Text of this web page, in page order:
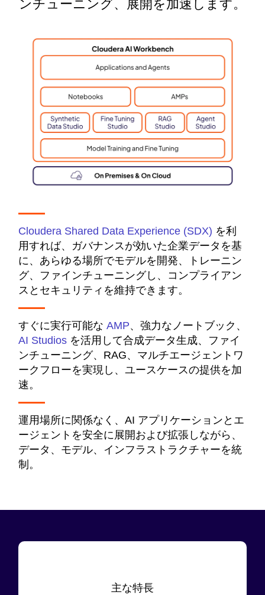
ンチューニング、展開を加速します。
Cloudera Shared Data Experience (SDX) を利
用すれば、ガバナンスが効いた企業データを基
に、あらゆる場所でモデルを開発、トレーニン
グ、ファインチューニングし、コンプライアン
スとセキュリティを維持できます。
すぐに実行可能な AMP、強力なノートブック、
AI Studios を活用して合成データ生成、ファイ
ンチューニング、RAG、マルチエージェントワ
ークフローを実現し、ユースケースの提供を加
速。
運用場所に関係なく、AI アプリケーションとエ
ージェントを安全に展開および拡張しながら、
データ、モデル、インフラストラクチャーを統
制。
主な特長